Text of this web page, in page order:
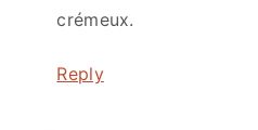
crémeux.
Reply